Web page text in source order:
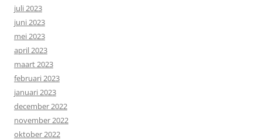
juli 2023
juni 2023
mei 2023
april 2023
maart 2023
februari 2023
januari 2023
december 2022
november 2022
oktober 2022